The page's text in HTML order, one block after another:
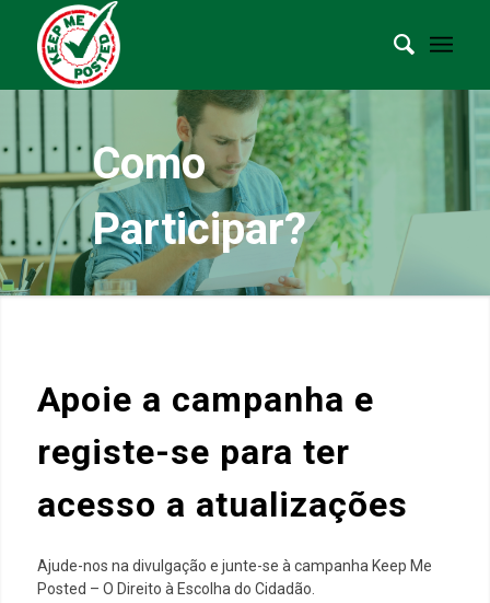
Como
Participar?
Apoie a campanha e
registe-se para ter
acesso a atualizações
Ajude-nos na divulgação e junte-se à campanha Keep Me
Posted – O Direito à Escolha do Cidadão.